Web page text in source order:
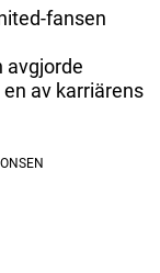
fansen
avgjorde
av karriärens